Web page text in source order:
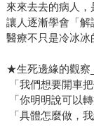
來來去去的病人，
讓人逐漸學會「
醫療不只是冷冰冰
★生死邊緣的觀察
「我們想要開車
「你明明說可以
「具體怎麼做，